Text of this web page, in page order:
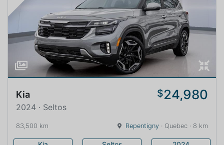
Kia $24,980
2024 · Seltos
83,500 km Repentigny · Quebec · 8 km